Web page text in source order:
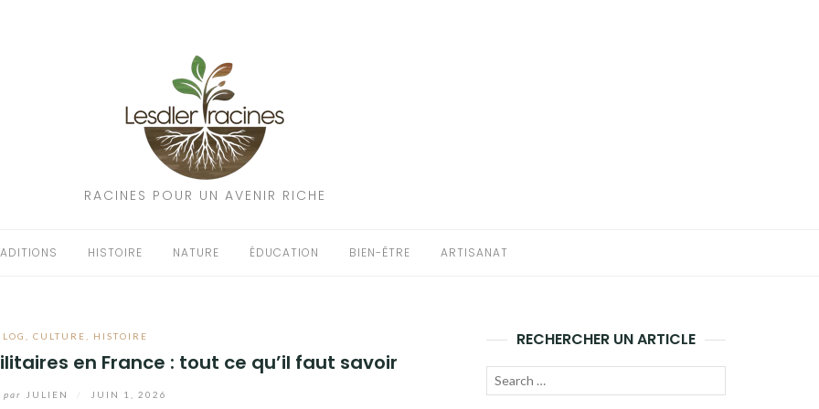
RACINES POUR UN AVENIR RICHE
HISTOIRE NATURE ÉDUCATION BIEN-ÊTRE ARTISANAT
CULTURE HISTOIRE
en France : tout ce qu’il faut savoir
par JULIEN JUIN 1, 2026
RECHERCHER UN ARTICLE
Recherche